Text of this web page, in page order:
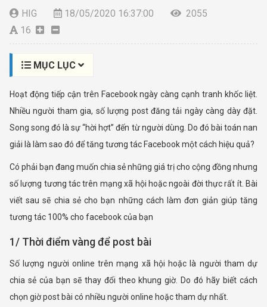
HIG 18/05/2020 16:37:00
2055
16
MỤC LỤC
Hoạt động tiếp cận trên Facebook ngày càng cạnh tranh khốc liệt.
Nhiều người tham gia, số lượng post đăng tải ngày càng dày đặt.
Song song đó là sự “hời hợt” đến từ người dùng. Do đó bài toán nan
giải là làm sao đó để tăng tương tác Facebook một cách hiệu quả?
Có phải bạn đang muốn chia sẻ những giá trị cho cộng đồng nhưng
số lượng tương tác trên mạng xã hội hoặc ngoài đời thực rất ít. Bài
viết sau sẽ chia sẻ cho bạn những cách làm đơn giản giúp tăng
tương tác 100% cho facebook của bạn
1/ Thời điểm vàng để post bài
Số lượng người online trên mạng xã hội hoặc là người tham dự
chia sẻ của bạn sẽ thay đổi theo khung giờ. Do đó hãy biết cách
chọn giờ post bài có nhiều người online hoặc tham dự nhất.